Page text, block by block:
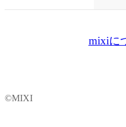
mixiに
©MIXI